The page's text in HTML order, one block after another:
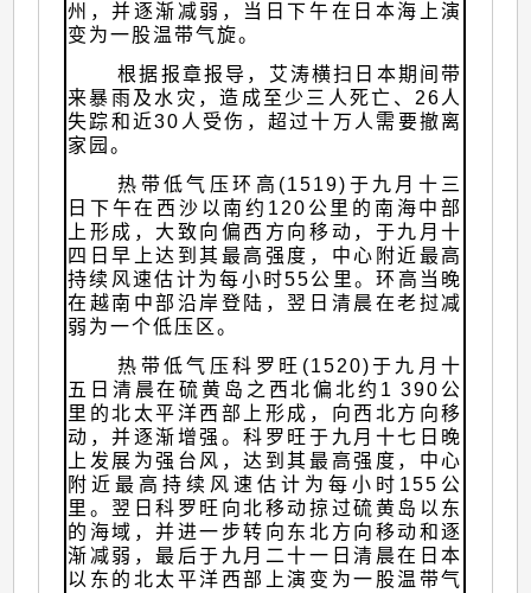
州，并逐渐减弱，当日下午在日本海上演
变为一股温带气旋。
根据报章报导，艾涛横扫日本期间带
来暴雨及水灾，造成至少三人死亡、26人
失踪和近30人受伤，超过十万人需要撤离
家园。
热带低气压环高(1519)于九月十三
日下午在西沙以南约120公里的南海中部
上形成，大致向偏西方向移动，于九月十
四日早上达到其最高强度，中心附近最高
持续风速估计为每小时55公里。环高当晚
在越南中部沿岸登陆，翌日清晨在老挝减
弱为一个低压区。
热带低气压科罗旺(1520)于九月十
五日清晨在硫黄岛之西北偏北约1 390公
里的北太平洋西部上形成，向西北方向移
动，并逐渐增强。科罗旺于九月十七日晚
上发展为强台风，达到其最高强度，中心
附近最高持续风速估计为每小时155公
里。翌日科罗旺向北移动掠过硫黄岛以东
的海域，并进一步转向东北方向移动和逐
渐减弱，最后于九月二十一日清晨在日本
以东的北太平洋西部上演变为一股温带气